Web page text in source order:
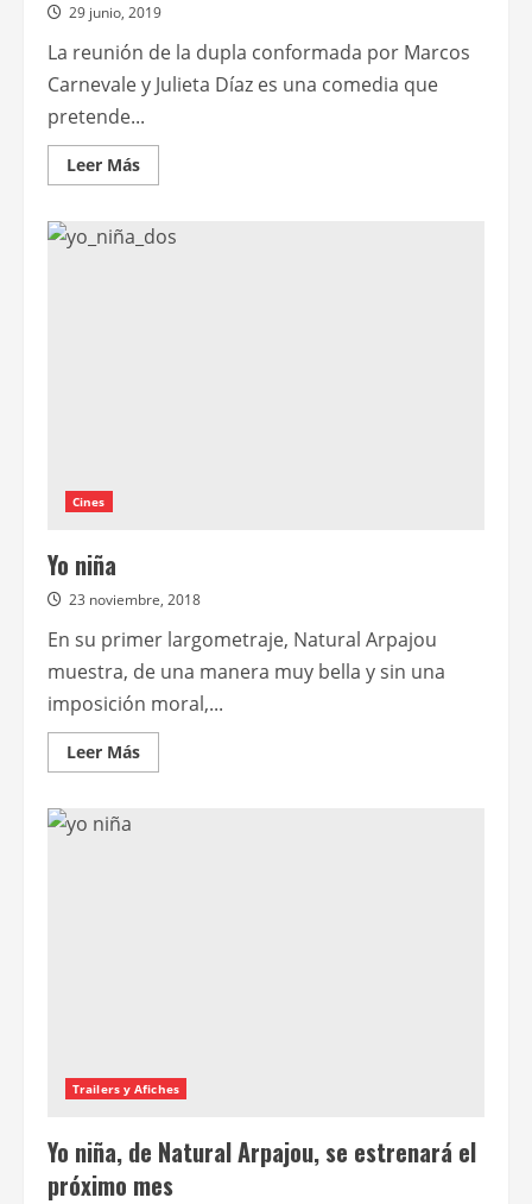
29 junio, 2019
La reunión de la dupla conformada por Marcos
Carnevale y Julieta Díaz es una comedia que
pretende...
Leer MásLeer
más
No
soy
Cines
Yo niña
23 noviembre, 2018
En su primer largometraje, Natural Arpajou
muestra, de una manera muy bella y sin una
imposición moral,...
Leer MásLeer
más
Trailers y Afiches
Yo niña, de Natural Arpajou, se estrenará el
próximo mes